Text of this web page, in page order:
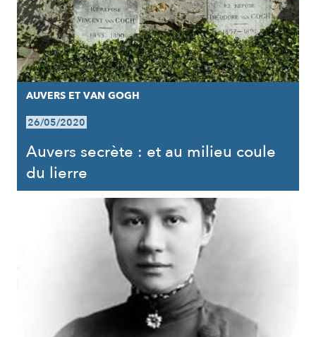
AUVERS ET VAN GOGH
26/05/2020
Auvers secrète : et au milieu coule
du lierre